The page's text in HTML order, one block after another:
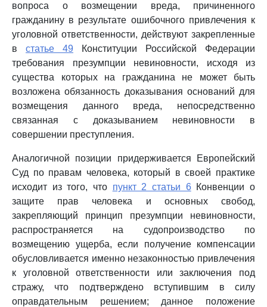
вопроса о возмещении вреда, причиненного
гражданину в результате ошибочного привлечения к
уголовной ответственности, действуют закрепленные
в статье 49 Конституции Российской Федерации
требования презумпции невиновности, исходя из
существа которых на гражданина не может быть
возложена обязанность доказывания оснований для
возмещения данного вреда, непосредственно
связанная с доказыванием невиновности в
совершении преступления.
Аналогичной позиции придерживается Европейский
Суд по правам человека, который в своей практике
исходит из того, что пункт 2 статьи 6Конвенции о
защите прав человека и основных свобод,
закрепляющий принцип презумпции невиновности,
распространяется на судопроизводство по
возмещению ущерба, если получение компенсации
обусловливается именно незаконностью привлечения
к уголовной ответственности или заключения под
стражу, что подтверждено вступившим в силу
оправдательным решением; данное положение